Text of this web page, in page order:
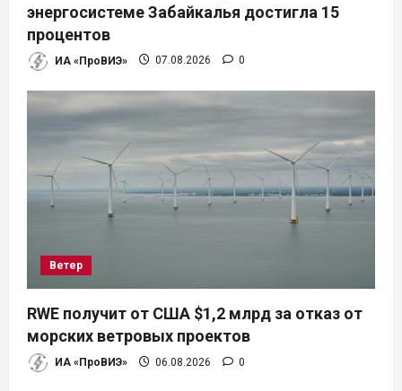
энергосистеме Забайкалья достигла 15
процентов
ИА «ПроВИЭ» 07.08.2026 0
Ветер
RWE получит от США $1,2 млрд за отказ от
морских ветровых проектов
ИА «ПроВИЭ» 06.08.2026 0